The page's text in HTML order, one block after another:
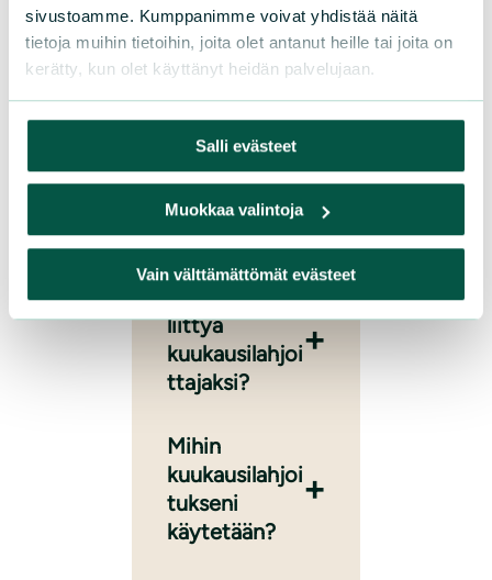
sivustoamme. Kumppanimme voivat yhdistää näitä
tietoja muihin tietoihin, joita olet antanut heille tai joita on
kerätty, kun olet käyttänyt heidän palvelujaan.
Salli evästeet
Muokkaa valintoja
Vain välttämättömät evästeet
Usein kysyttyä
kuukausilahjoittamise
Miten voin
liittyä
kuukausilahjoi
ttajaksi?
Mihin
kuukausilahjoi
tukseni
käytetään?